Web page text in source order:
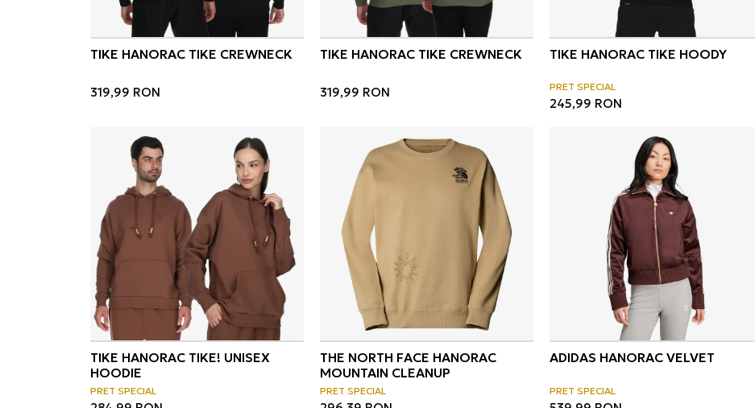
TIKE HANORAC TIKE CREWNECK
319,99 RON
TIKE HANORAC TIKE CREWNECK
319,99 RON
TIKE HANORAC TIKE HOODY
PRET SPECIAL
245,99 RON
TIKE HANORAC TIKE! UNISEX
HOODIE
PRET SPECIAL
THE NORTH FACE HANORAC
MOUNTAIN CLEANUP
PRET SPECIAL
ADIDAS HANORAC VELVET
PRET SPECIAL